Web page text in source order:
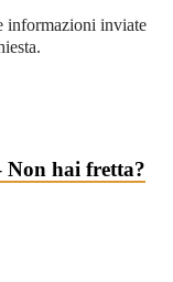
informazioni inviate
Non hai fretta?